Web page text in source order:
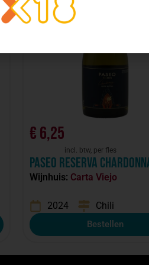
€6,25
incl. btw, per fles
Paseo Reserva
Wijnhuis: Carta Viejo
2024 Chili
Bestellen